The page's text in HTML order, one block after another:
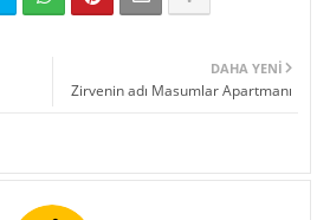
DAHA YENI
Zirvenin adı Masumlar Apartmanı